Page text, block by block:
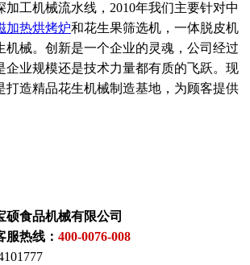
加工机械流水线，2010年我们主要针对中
加热烘烤炉和花生果筛选机，一体脱皮机
机械。创新是一个企业的灵魂，公司经过
企业规模还是技术力量都有质的飞跃。现
打造精品花生机械制造基地，为顾客提供
硕食品机械有限公司
服热线： 400-0076-008